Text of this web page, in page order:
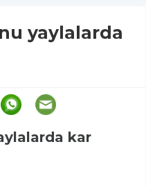
yaylalarda
kar